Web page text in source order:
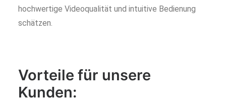
hochwertige Videoqualität und intuitive Bedienung
schätzen.
Vorteile für unsere
Kunden: